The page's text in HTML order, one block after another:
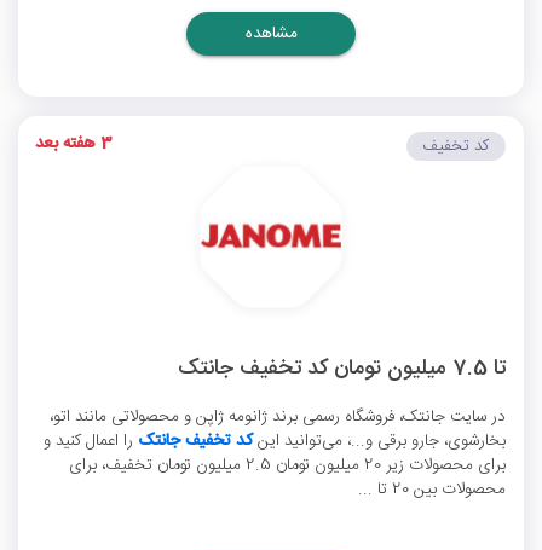
مشاهده
تا 7.5 میلیون تومان کد تخفیف جانتک
در سایت جانتک، فروشگاه رسمی برند ژانومه ژاپن و محصولاتی مانند اتو،
بخارشوی، جارو برقی و...، می‌توانید اینکد تخفیف جانتک را اعمال کنید و
برای محصولات زیر 20 میلیون تومان 2.5 میلیون تومان تخفیف، برای
محصولات بین 20 تا ...
کد تخفیف 3 هفته بعد